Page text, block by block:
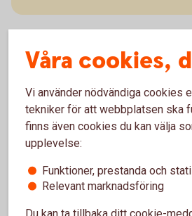
En lokal sparbank
Vi är världens enda bank med
Tranemo. Det är här vi fattar våra
det är också här du kan besöka
varje dag. Från måndag till
Våra cookies,
Vi använder nödvändiga cookies
tekniker för att webbplatsen ska
finns även cookies du kan välja
upplevelse:
Funktioner, prestanda och
Relevant marknadsföring
Du kan ta tillbaka ditt cookie-